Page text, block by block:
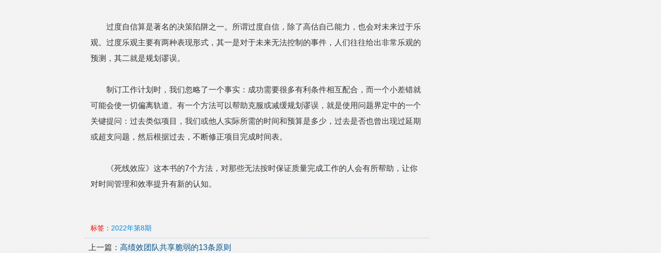
过度自信算是著名的决策陷阱之一。所谓过度自信，除了高估自己能力，也会对未来过于乐
观。过度乐观主要有两种表现形式，其一是对于未来无法控制的事件，人们往往给出非常乐观的
预测，其二就是规划谬误。
制订工作计划时，我们忽略了一个事实：成功需要很多有利条件相互配合，而一个小差错就
可能会使一切偏离轨道。有一个方法可以帮助克服或减缓规划谬误，就是使用问题界定中的一个
关键提问：过去类似项目，我们或他人实际所需的时间和预算是多少，过去是否也曾出现过延期
或超支问题，然后根据过去，不断修正项目完成时间表。
《死线效应》这本书的7个方法，对那些无法按时保证质量完成工作的人会有所帮助，让你
对时间管理和效率提升有新的认知。
标签： 2022年第8期
上一篇： 高绩效团队共享脆弱的13条原则